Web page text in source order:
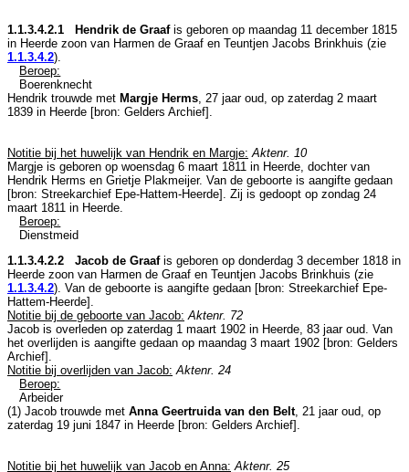
1.1.3.4.2.1 Hendrik de Graafis geboren op maandag 11 december 1815
in Heerde zoon van Harmen de Graaf en Teuntjen Jacobs Brinkhuis (zie
1.1.3.4.2).
Beroep:
Boerenknecht
Hendrik trouwde met Margje Herms, 27 jaar oud, op zaterdag 2 maart
1839 in Heerde [bron: Gelders Archief].
Notitie bij het huwelijk van Hendrik en Margje: Aktenr. 10
Margje is geboren op woensdag 6 maart 1811 in Heerde, dochter van
Hendrik Herms en Grietje Plakmeijer. Van de geboorte is aangifte gedaan
[bron: Streekarchief Epe-Hattem-Heerde]. Zij is gedoopt op zondag 24
maart 1811 in Heerde.
Beroep:
Dienstmeid
1.1.3.4.2.2 Jacob de Graafis geboren op donderdag 3 december 1818 in
Heerde zoon van Harmen de Graaf en Teuntjen Jacobs Brinkhuis (zie
1.1.3.4.2). Van de geboorte is aangifte gedaan [bron: Streekarchief Epe-
Hattem-Heerde].
Notitie bij de geboorte van Jacob: Aktenr. 72
Jacob is overleden op zaterdag 1 maart 1902 in Heerde, 83 jaar oud. Van
het overlijden is aangifte gedaan op maandag 3 maart 1902 [bron: Gelders
Archief].
Notitie bij overlijden van Jacob: Aktenr. 24
Beroep:
Arbeider
(1) Jacob trouwde met Anna Geertruida van den Belt, 21 jaar oud, op
zaterdag 19 juni 1847 in Heerde [bron: Gelders Archief].
Notitie bij het huwelijk van Jacob en Anna: Aktenr. 25